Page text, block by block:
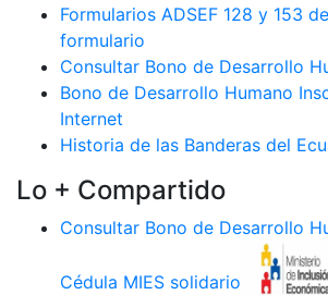
Formularios ADSEF 128 y 153
formulario
Consultar Bono de Desarrollo
Bono de Desarrollo Humano
Internet
Historia de las Banderas del
Lo + Compartido
Consultar Bono de Desarrollo
Cédula MIES solidario